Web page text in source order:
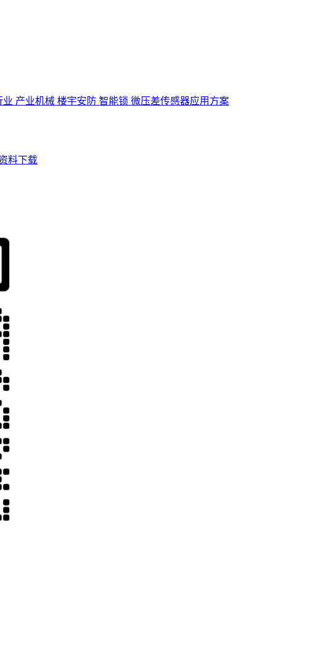
业 产业机械 楼宇安防 智能锁 微压差传感器应用方案
料下载